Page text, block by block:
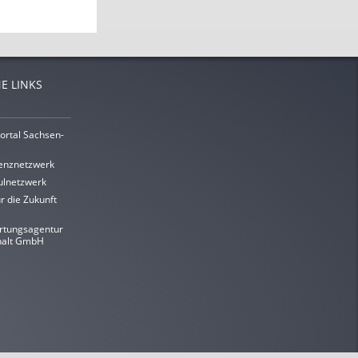
LINKS
Sachsen-
die Zukunft
GmbH